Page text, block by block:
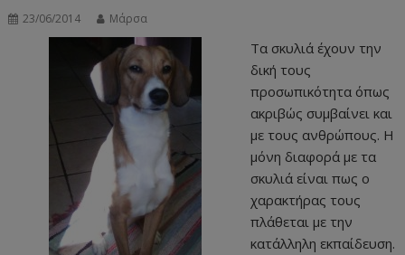
23/06/2014 Μάρσα
Τα σκυλιά έχουν την
δική τους
προσωπικότητα όπως
ακριβώς συμβαίνει και
με τους ανθρώπους. Η
μόνη διαφορά με τα
σκυλιά είναι πως ο
χαρακτήρας τους
πλάθεται με την
κατάλληλη εκπαίδευση.